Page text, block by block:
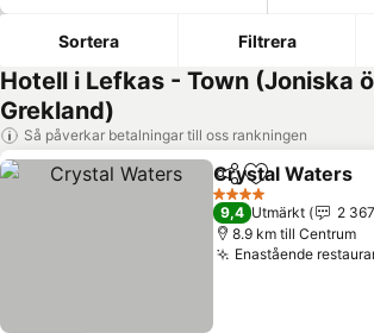
Sortera Filtrera
Hotell i Lefkas - Town (Joniska
Grekland)
Så påverkar betalningar till oss rankningen
Dela Lägg till i
Crystal Waters
4 Stjärnor
9,4 Utmärkt
2
8.9 km till Centrum
Enastående